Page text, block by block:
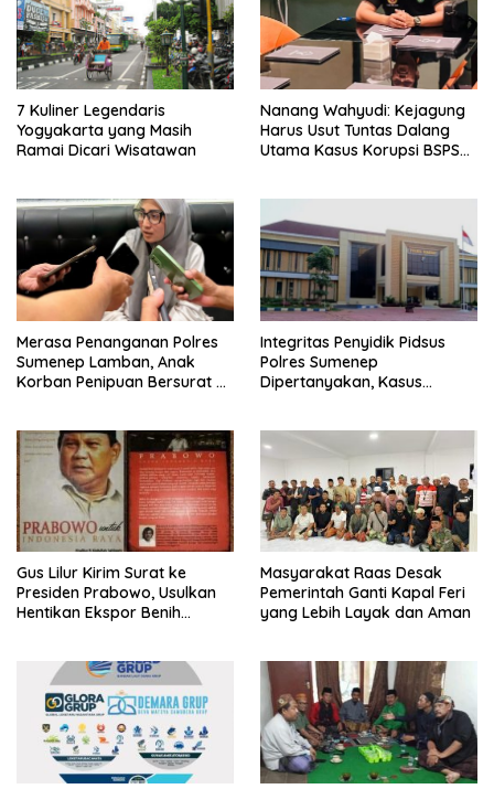
7 Kuliner Legendaris
Yogyakarta yang Masih
Ramai Dicari Wisatawan
Nanang Wahyudi: Kejagung
Harus Usut Tuntas Dalang
Utama Kasus Korupsi BSPS
Merasa Penanganan Polres
Sumenep Lamban, Anak
Korban Penipuan Bersurat ke
Integritas Penyidik Pidsus
Polres Sumenep
Dipertanyakan, Kasus
Kepastian
Gus Lilur Kirim Surat ke
Presiden Prabowo, Usulkan
Hentikan Ekspor Benih
Masyarakat Raas Desak
Pemerintah Ganti Kapal Feri
yang Lebih Layak dan Aman